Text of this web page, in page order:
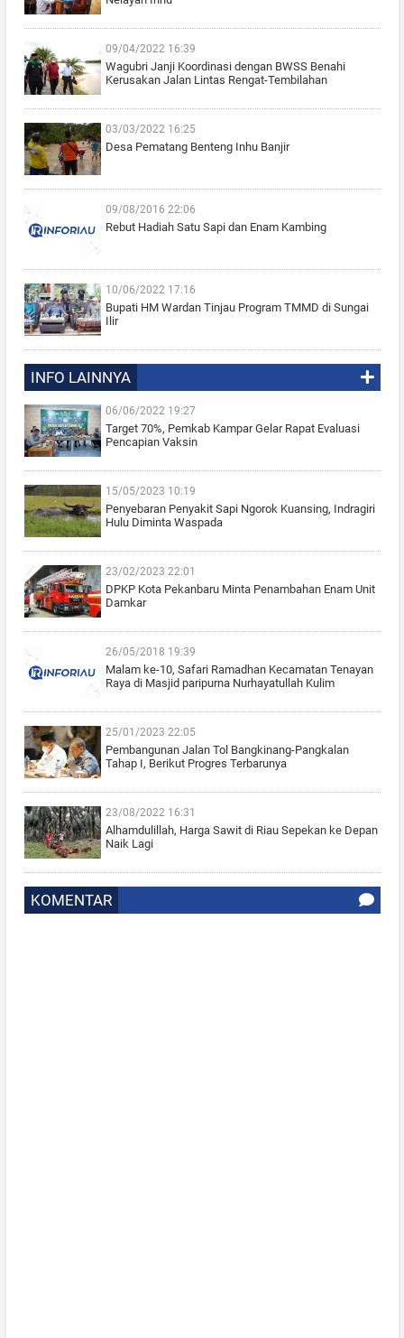
09/04/2022 16:39
Wagubri Janji Koordinasi dengan BWSS Benahi
Kerusakan Jalan Lintas Rengat-Tembilahan
03/03/2022 16:25
Desa Pematang Benteng Inhu Banjir
09/08/2016 22:06
Rebut Hadiah Satu Sapi dan Enam Kambing
10/06/2022 17:16
Bupati HM Wardan Tinjau Program TMMD di Sungai
Ilir
INFO LAINNYA
06/06/2022 19:27
Target 70%, Pemkab Kampar Gelar Rapat Evaluasi
Pencapian Vaksin
15/05/2023 10:19
Penyebaran Penyakit Sapi Ngorok Kuansing, Indragiri
Hulu Diminta Waspada
23/02/2023 22:01
DPKP Kota Pekanbaru Minta Penambahan Enam Unit
Damkar
26/05/2018 19:39
Malam ke-10, Safari Ramadhan Kecamatan Tenayan
Raya di Masjid paripurna Nurhayatullah Kulim
25/01/2023 22:05
Pembangunan Jalan Tol Bangkinang-Pangkalan
Tahap I, Berikut Progres Terbarunya
23/08/2022 16:31
Alhamdulillah, Harga Sawit di Riau Sepekan ke Depan
Naik Lagi
KOMENTAR